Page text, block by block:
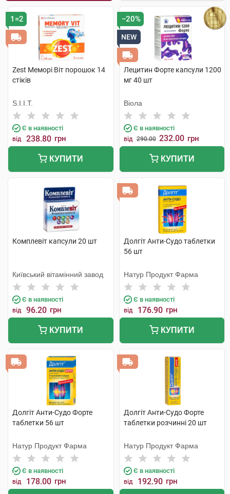
1=2
Zest Меморі Віт порошок 14
стіків
S.I.I.T.
Є в наявності
від 238.80 грн
КУПИТИ
−20%
NEW
Лецитин Форте капсули 1200
мг 40 шт
Віола
Є в наявності
від 290.00 232.00 грн
КУПИТИ
Комплевіт капсули 20 шт
Київський вітамінний завод
Є в наявності
від 96.20 грн
КУПИТИ
Долгіт Анти-Судо таблетки
56 шт
Натур Продукт Фарма
Є в наявності
від 176.90 грн
КУПИТИ
Долгіт Анти-Судо Форте
таблетки 56 шт
Натур Продукт Фарма
Є в наявності
від 178.00 грн
Долгіт Анти-Судо Форте
таблетки розчинні 20 шт
Натур Продукт Фарма
Є в наявності
від 192.90 грн